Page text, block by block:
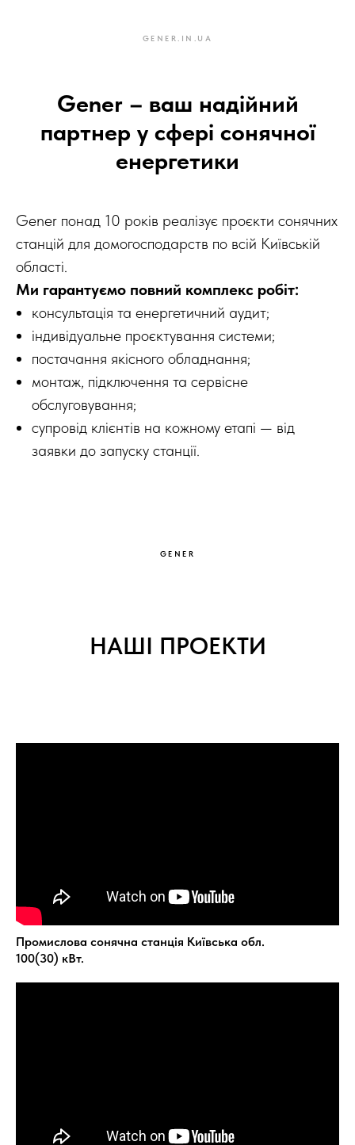
GENER.IN.UA
Gener – ваш надійний
партнер у сфері сонячної
енергетики
Gener понад 10 років реалізує проєкти сонячних
станцій для домогосподарств по всій Київській
області.
Ми гарантуємо повний комплекс робіт:
консультація та енергетичний аудит;
індивідуальне проєктування системи;
постачання якісного обладнання;
монтаж, підключення та сервісне
обслуговування;
супровід клієнтів на кожному етапі — від
заявки до запуску станції.
GENER
НАШІ ПРОЕКТИ
Промислова сонячна станція Київська обл.
100(30) кВт.